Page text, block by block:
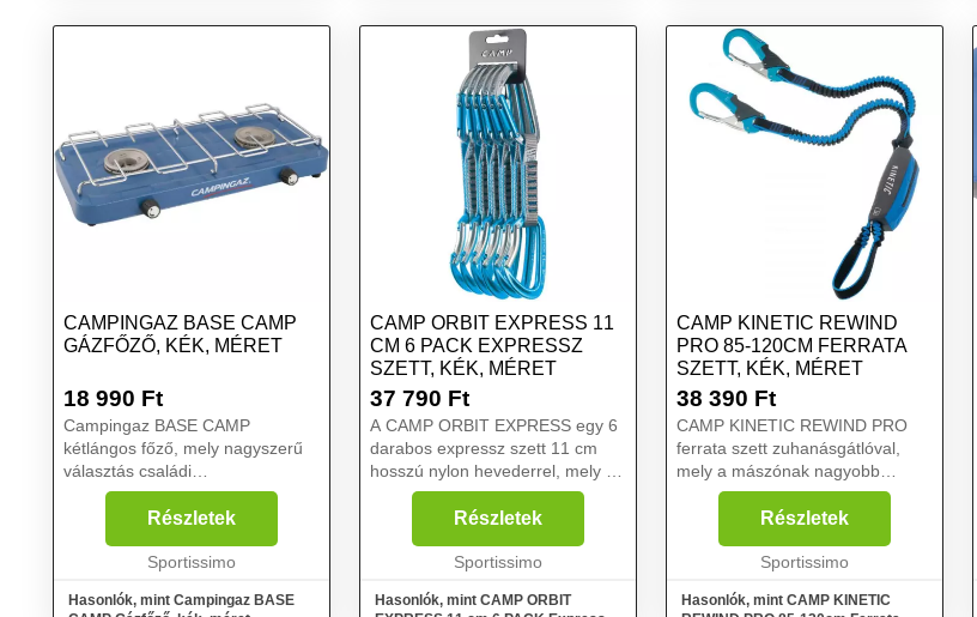
CAMPINGAZ BASE CAMP
GÁZFŐZŐ, KÉK, MÉRET
18 990 Ft
Campingaz BASE CAMP
kétlángos főző, mely nagyszerű
választás családi
kempingezésekhez. A két magas
teljesítményű égőfej elegendő
helyet biztosít főzéshez....
Részletek
Sportissimo
Hasonlók, mint Campingaz BASE
CAMP ORBIT EXPRESS 11
CM 6 PACK EXPRESSZ
SZETT, KÉK, MÉRET
37 790 Ft
A CAMP ORBIT EXPRESS egy 6
darabos expressz szett 11 cm
hosszú nylon hevederrel, mely a
CAMP márka abszolút
bestsellere. Az Orbit Express két
teljes CAMP Orbit karabinerből
áll, melyek közül az alsó h...
Részletek
Sportissimo
Hasonlók, mint CAMP ORBIT
CAMP KINETIC REWIND
PRO 85-120CM FERRATA
SZETT, KÉK, MÉRET
38 390 Ft
CAMP KINETIC REWIND PRO
ferrata szett zuhanásgátlóval,
mely a mászónak nagyobb
biztonságot nyújt. A ferrata szett
CAMP Horai karabinerekkel van
felszerelve. A Horai karabinereket
az egyszerű és kényel...
Részletek
Sportissimo
Hasonlók, mint CAMP KINETIC